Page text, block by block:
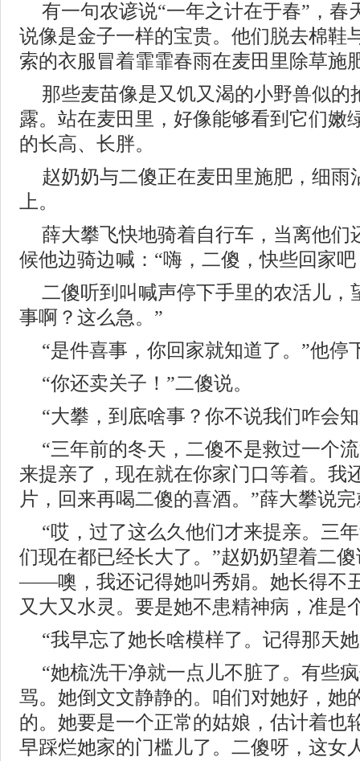
有一句农谚说“一年之计在于春”，春
说像是金子一样的宝贵。他们脱去棉鞋
索的衣服冒着霏霏春雨在麦田里除草施
那些麦苗像是又饥又渴的小野兽似的
露。站在麦田里，好像能够看到它们嫩
的长高、长胖。
赵奶奶与二傻正在麦田里施肥，细雨
上。
薛大攀飞快地骑着自行车，当离他们
候他边骑边喊：“嗨，二傻，快些回家吧
二傻听到叫喊声停下手里的农活儿，
事啊？这么急。”
“是件喜事，你回家就知道了。”他停
“你还卖关子！”二傻说。
“大攀，到底啥事？你不说我们咋会
“三年前的冬天，二傻不是救过一个
来提亲了，现在就在你家门口等着。我
片，回来再喝二傻的喜酒。”薛大攀说
“哎，过了这么久他们才来提亲。三
们现在都已经长大了。”赵奶奶望着二
——噢，我还记得她叫秀娟。她长得不
又大又水灵。要是她不患精神病，准是
“我早忘了她长啥模样了。记得那天
“她梳洗干净就一点儿不脏了。有些
骂。她倒文文静静的。咱们对她好，她
的。她要是一个正常的姑娘，估计着也
早踩烂她家的门槛儿了。二傻呀，这女